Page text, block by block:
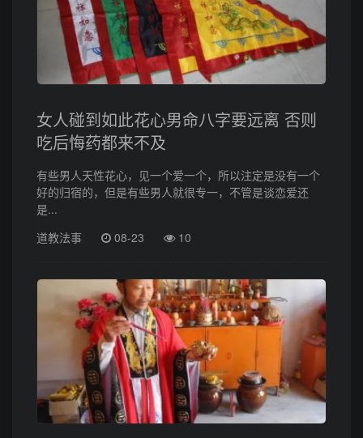
女人碰到如此花心男命八字要远离 否则
吃后悔药都来不及
有些男人天性花心，见一个爱一个，所以注定是没有一个
好的归宿的，但是有些男人就很专一，不管是谈恋爱还
是...
道教法事
08-23 10